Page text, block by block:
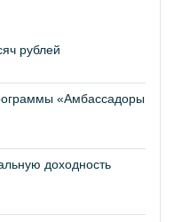
рублей
«Амбассадоры
доходность